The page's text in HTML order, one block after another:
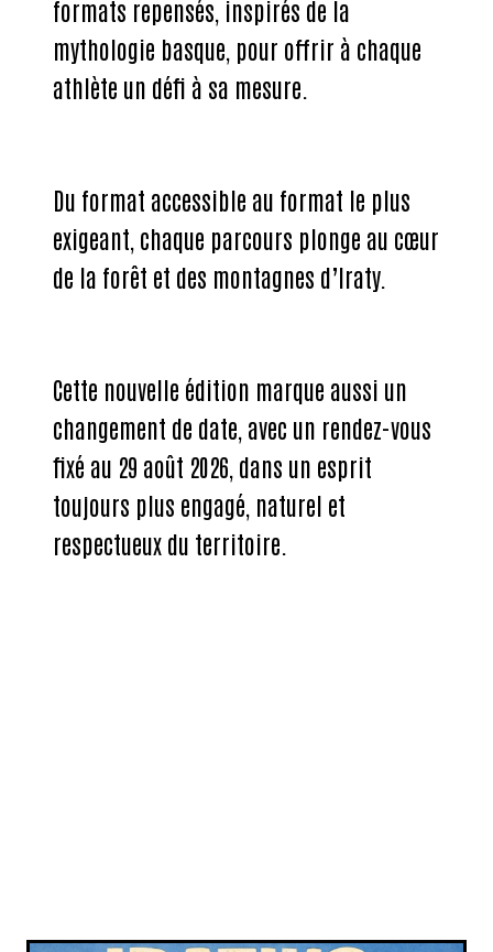
formats repensés, inspirés de la
mythologie basque, pour offrir à chaque
athlète un défi à sa mesure.
Du format accessible au format le plus
exigeant, chaque parcours plonge au cœur
de la forêt et des montagnes d’Iraty.
Cette nouvelle édition marque aussi un
changement de date, avec un rendez-vous
fixé au 29 août 2026, dans un esprit
toujours plus engagé, naturel et
respectueux du territoire.